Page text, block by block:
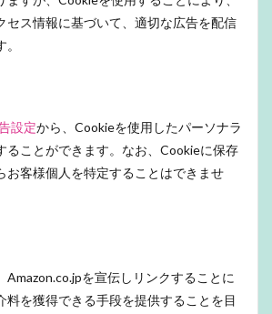
セス情報に基づいて、適切な広告を配信
設定から、Cookieを使用したパーソナラ
ることができます。なお、Cookieに保存
お客様個人を特定することはできませ
Amazon.co.jpを宣伝しリンクすることに
料を獲得できる手段を提供することを目